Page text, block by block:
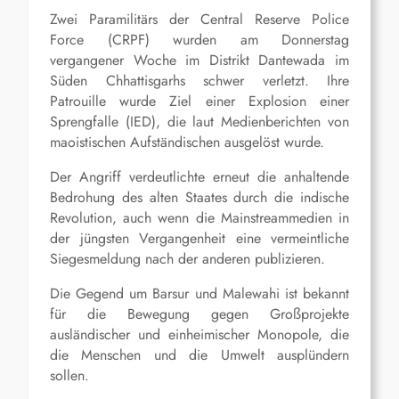
Zwei Paramilitärs der Central Reserve Police
Force (CRPF) wurden am Donnerstag
vergangener Woche im Distrikt Dantewada im
Süden Chhattisgarhs schwer verletzt. Ihre
Patrouille wurde Ziel einer Explosion einer
Sprengfalle (IED), die laut Medienberichten von
maoistischen Aufständischen ausgelöst wurde.
Der Angriff verdeutlichte erneut die anhaltende
Bedrohung des alten Staates durch die indische
Revolution, auch wenn die Mainstreammedien in
der jüngsten Vergangenheit eine vermeintliche
Siegesmeldung nach der anderen publizieren.
Die Gegend um Barsur und Malewahi ist bekannt
für die Bewegung gegen Großprojekte
ausländischer und einheimischer Monopole, die
die Menschen und die Umwelt ausplündern
sollen.